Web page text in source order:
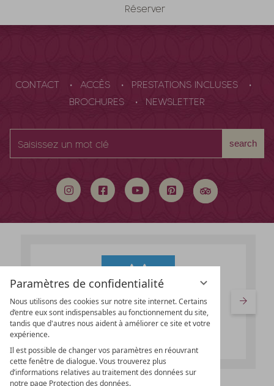
Paramètres de confidentialité
Nous utilisons des cookies sur notre site internet. Certains
d’entre eux sont indispensables au fonctionnement du site,
tandis que d'autres nous aident à améliorer ce site et votre
expérience.
Il est possible de changer vos paramètres en réouvrant
cette fenêtre de dialogue. Vous trouverez plus
d’informations relatives au traitement des données sur
notre page Protection des données.
Réserver
CONTACT ACCÈS
PRESTATIONS INCLUSES
BROCHURES
NEWSLETTER
un
search